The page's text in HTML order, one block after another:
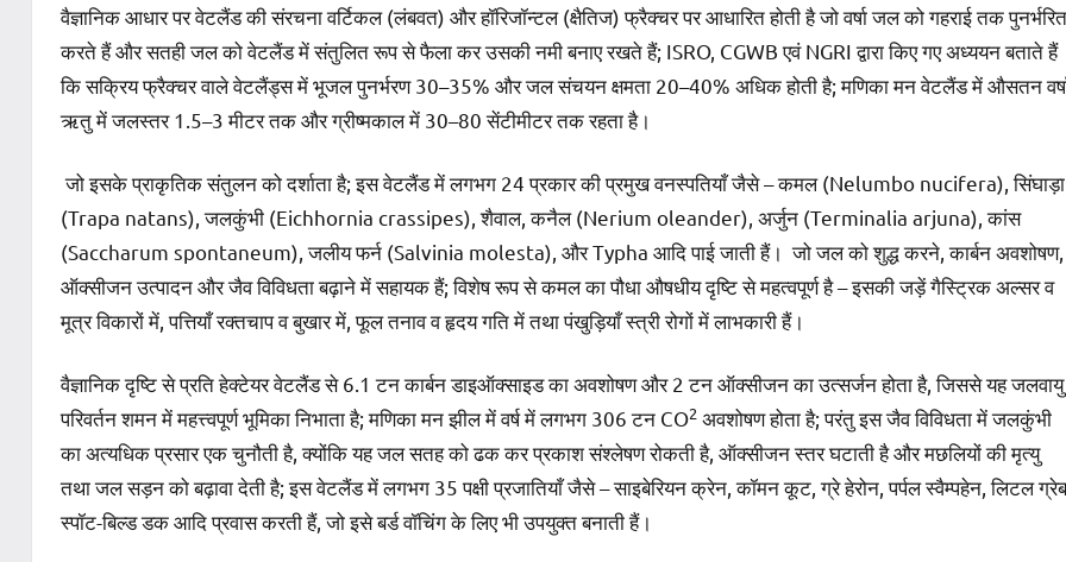
वैज्ञानिक आधार पर वेटलैंड की संरचना वर्टिकल (लंबवत) और हॉरिजॉन्टल (क्षैतिज) फ्रैक्चर पर आधारित होती है जो वर्षा जल को गहराई तक पुनर्भरित
करते हैं और सतही जल को वेटलैंड में संतुलित रूप से फैला कर उसकी नमी बनाए रखते हैं; ISRO, CGWB एवं NGRI द्वारा किए गए अध्ययन बताते हैं
कि सक्रिय फ्रैक्चर वाले वेटलैंड्स में भूजल पुनर्भरण 30–35% और जल संचयन क्षमता 20–40% अधिक होती है; मणिका मन वेटलैंड में औसतन
ऋतु में जलस्तर 1.5–3 मीटर तक और ग्रीष्मकाल में 30–80 सेंटीमीटर तक रहता है।
जो इसके प्राकृतिक संतुलन को दर्शाता है; इस वेटलैंड में लगभग 24 प्रकार की प्रमुख वनस्पतियाँ जैसे – कमल (Nelumbo nucifera), सिंघाड़ा
(Trapa natans), जलकुंभी (Eichhornia crassipes), शैवाल, कनैल (Nerium oleander), अर्जुन (Terminalia arjuna), कांस
(Saccharum spontaneum), जलीय फर्न (Salvinia molesta), और Typha आदि पाई जाती हैं। जो जल को शुद्ध करने, कार्बन अवशोषण,
ऑक्सीजन उत्पादन और जैव विविधता बढ़ाने में सहायक हैं; विशेष रूप से कमल का पौधा औषधीय दृष्टि से महत्वपूर्ण है – इसकी जड़ें गैस्ट्रिक अल्सर व
मूत्र विकारों में, पत्तियाँ रक्तचाप व बुखार में, फूल तनाव व हृदय गति में तथा पंखुड़ियाँ स्त्री रोगों में लाभकारी हैं।
वैज्ञानिक दृष्टि से प्रति हेक्टेयर वेटलैंड से 6.1 टन कार्बन डाइऑक्साइड का अवशोषण और 2 टन ऑक्सीजन का उत्सर्जन होता है, जिससे यह जलवायु
परिवर्तन शमन में महत्त्वपूर्ण भूमिका निभाता है; मणिका मन झील में वर्ष में लगभग 306 टन CO2 अवशोषण होता है; परंतु इस जैव विविधता में जलकुंभी
का अत्यधिक प्रसार एक चुनौती है, क्योंकि यह जल सतह को ढक कर प्रकाश संश्लेषण रोकती है, ऑक्सीजन स्तर घटाती है और मछलियों की मृत्यु
तथा जल सड़न को बढ़ावा देती है; इस वेटलैंड में लगभग 35 पक्षी प्रजातियाँ जैसे – साइबेरियन क्रेन, कॉमन कूट, ग्रे हेरोन, पर्पल स्वैम्पहेन, लिटल
स्पॉट-बिल्ड डक आदि प्रवास करती हैं, जो इसे बर्ड वॉचिंग के लिए भी उपयुक्त बनाती हैं।